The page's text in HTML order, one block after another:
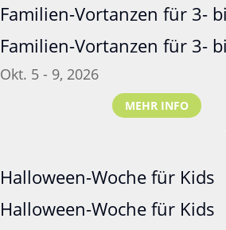
Familien-Vortanzen für 3-
Familien-Vortanzen für 3-
Okt. 5 - 9, 2026
MEHR INFO
Halloween-Woche für Kids
Halloween-Woche für Kids